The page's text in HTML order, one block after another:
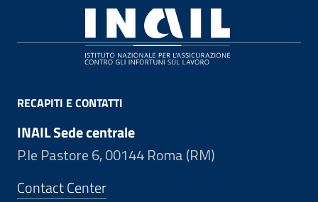
RECAPITI E CONTATTI
INAIL Sede centrale
P.le Pastore 6, 00144 Roma (RM)
Contact Center